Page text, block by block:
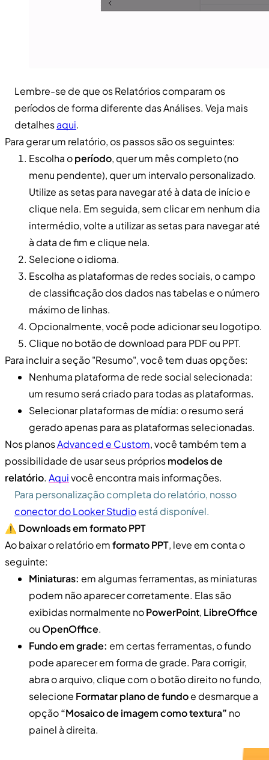
Lembre-se de que os Relatórios comparam os
períodos de forma diferente das Análises. Veja mais
detalhesaqui.
Para gerar um relatório, os passos são os seguintes:
Escolha operíodo, quer um mês completo (no
menu pendente), quer um intervalo personalizado.
Utilize as setas para navegar até à data de início e
clique nela. Em seguida, sem clicar em nenhum dia
intermédio, volte a utilizar as setas para navegar até
à data de fim e clique nela.
Selecione o idioma.
Escolha as plataformas de redes sociais, o campo
de classificação dos dados nas tabelas e o número
máximo de linhas.
Opcionalmente, você pode adicionar seu logotipo.
Clique no botão de download para PDF ou PPT.
Para incluir a seção "Resumo", você tem duas opções:
Nenhuma plataforma de rede social selecionada:
um resumo será criado para todas as plataformas.
Selecionar plataformas de mídia: o resumo será
gerado apenas para as plataformas selecionadas.
Nos planosAdvanced e Custom, você também tem a
possibilidade de usar seus própriosmodelos de
relatório. Aquivocê encontra mais informações.
Para personalização completa do relatório, nosso
conector do Looker Studioestá disponível.
⚠️ Downloads em formato PPT
Ao baixar o relatório emformato PPT, leve em conta o
seguinte:
Miniaturas: em algumas ferramentas, as miniaturas
podem não aparecer corretamente. Elas são
exibidas normalmente noPowerPoint, LibreOffice
ou OpenOffice.
Fundo em grade: em certas ferramentas, o fundo
pode aparecer em forma de grade. Para corrigir,
abra o arquivo, clique com o botão direito no fundo,
selecione Formatar plano de fundoe desmarque a
opção“Mosaico de imagem como textura” no
painel à direita.